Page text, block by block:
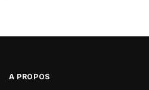
A PROPOS